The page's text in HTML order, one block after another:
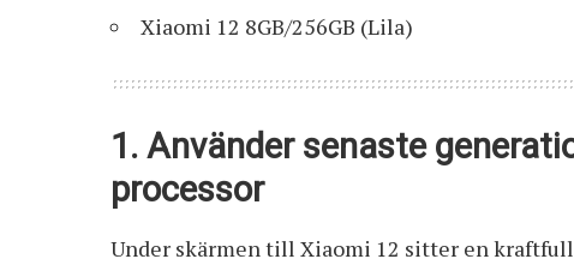
Xiaomi 12 8GB/256GB (Lila)
1. Använder senaste
processor
Under skärmen till Xiaomi 12 sitter en kraftfull